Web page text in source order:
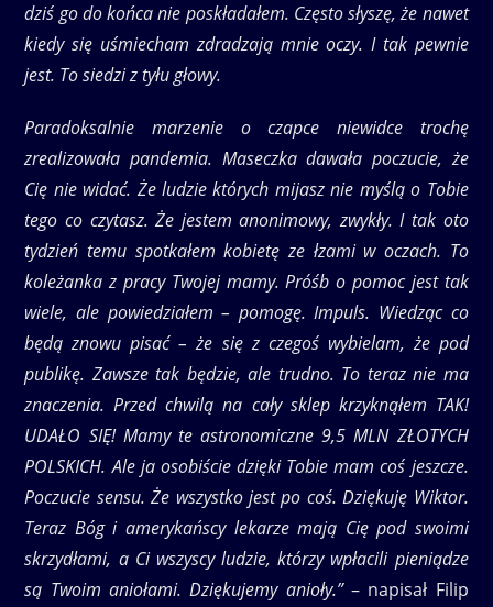
dziś go do końca nie poskładałem. Często słyszę, że nawet
kiedy się uśmiecham zdradzają mnie oczy. I tak pewnie
jest. To siedzi z tyłu głowy.
Paradoksalnie marzenie o czapce niewidce trochę
zrealizowała pandemia. Maseczka dawała poczucie, że
Cię nie widać. Że ludzie których mijasz nie myślą o Tobie
tego co czytasz. Że jestem anonimowy, zwykły. I tak oto
tydzień temu spotkałem kobietę ze łzami w oczach. To
koleżanka z pracy Twojej mamy. Próśb o pomoc jest tak
wiele, ale powiedziałem – pomogę. Impuls. Wiedząc co
będą znowu pisać – że się z czegoś wybielam, że pod
publikę. Zawsze tak będzie, ale trudno. To teraz nie ma
znaczenia. Przed chwilą na cały sklep krzyknąłem TAK!
UDAŁO SIĘ! Mamy te astronomiczne 9,5 MLN ZŁOTYCH
POLSKICH. Ale ja osobiście dzięki Tobie mam coś jeszcze.
Poczucie sensu. Że wszystko jest po coś. Dziękuję Wiktor.
Teraz Bóg i amerykańscy lekarze mają Cię pod swoimi
skrzydłami, a Ci wszyscy ludzie, którzy wpłacili pieniądze
są Twoim aniołami. Dziękujemy anioły.”– napisał Filip